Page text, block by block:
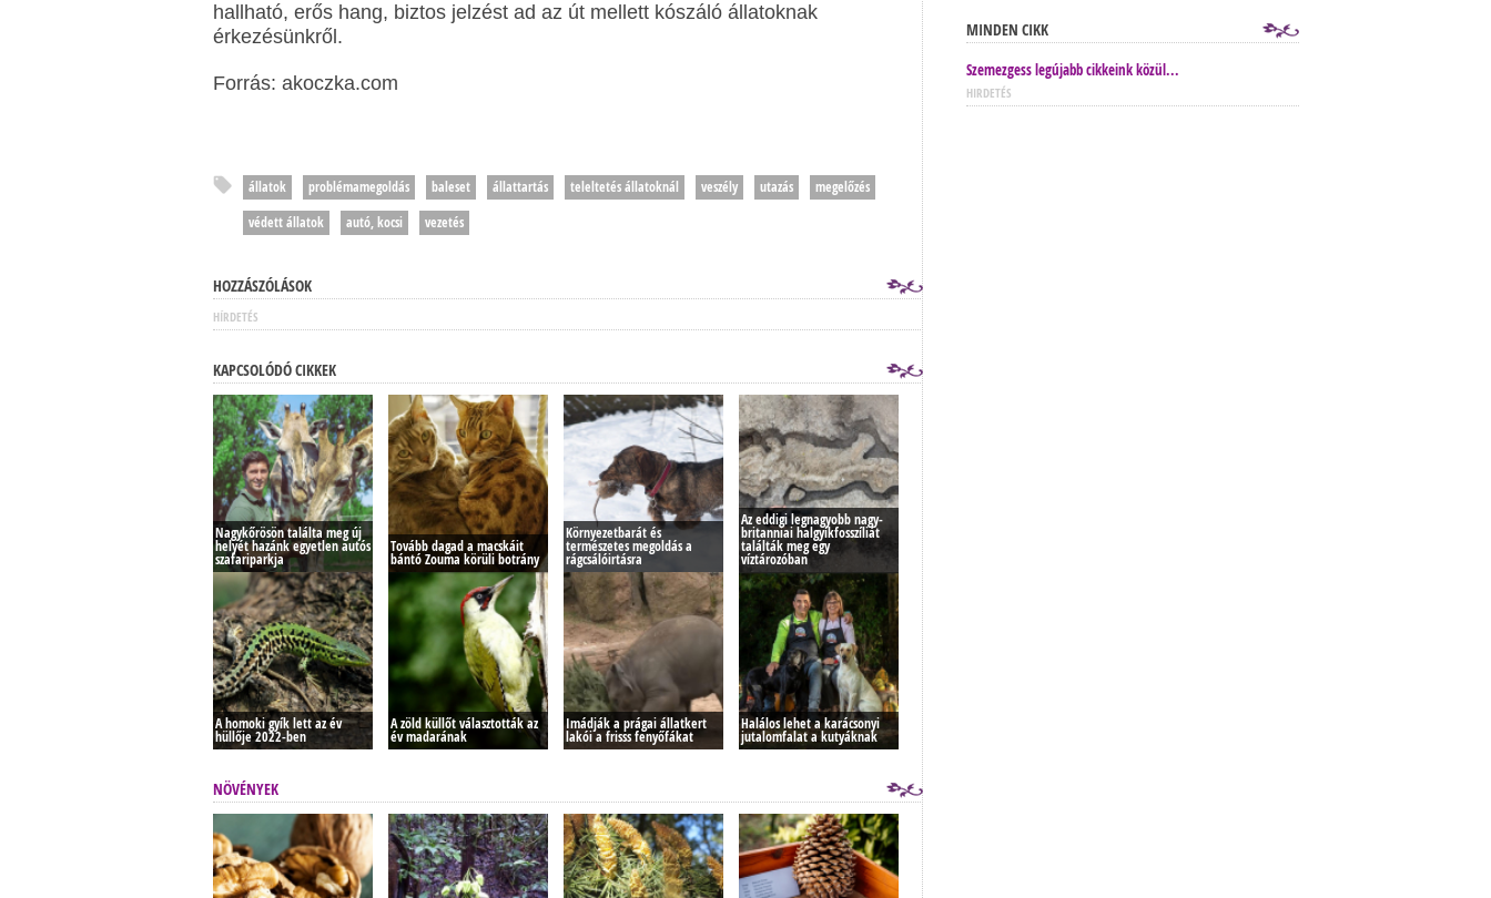
hallható, erős hang, biztos jelzést ad az út mellett kószáló állatoknak
érkezésünkről.
Forrás: akoczka.com
állatok problémamegoldás baleset állattartás teleltetés állatoknál veszély utazás
megelőzés
védett állatok
autó, kocsi vezetés
HOZZÁSZÓLÁSOK
HÍRDETÉS
KAPCSOLÓDÓ CIKKEK
Nagykőrösön találta meg új
helyét hazánk egyetlen autós
szafariparkja
Tovább dagad a macskáit
bántó Zouma körüli botrány
Környezetbarát és
természetes megoldás a
rágcsálóirtásra
Az eddigi legnagyobb nagy-
britanniai halgyíkfosszíliát
találták meg egy
víztározóban
A homoki gyík lett az év
hüllője 2022-ben
A zöld küllőt választották az
év madarának
Imádják a prágai állatkert
lakói a frisss fenyőfákat
Halálos lehet a karácsonyi
jutalomfalat a kutyáknak
NÖVÉNYEK
MINDEN CIKK
Szemezgess legújabb cikkeink közül...
HIRDETÉS